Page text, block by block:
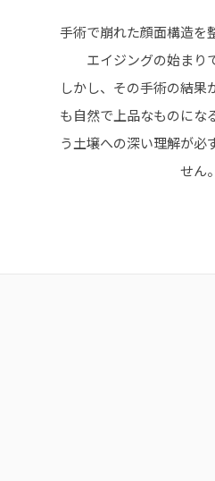
手術で崩れた顔面構造を
エイジングの始まり
しかし、その手術の結果
も自然で上品なものにな
う土壌への深い理解が必
せん。